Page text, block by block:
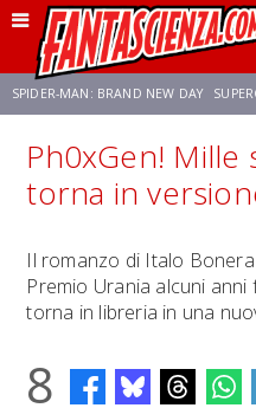
SPIDER-MAN: BRAND NEW DAY
FRANCO RICCIARDIELLO ZENDAYA
Ph0xGen!
torna in
Il romanzo di Italo
Premio Urania alcuni
torna in libreria in una
8